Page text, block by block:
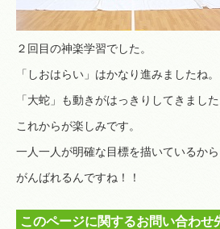
２回目の神楽学習でした。
「しおはらい」はかなり進みましたね。
「大蛇」も動きがはっきりしてきました
これからが楽しみです。
一人一人が明確な目標を描いているから
がんばれるんですね！！
このページに関するお問い合わせ